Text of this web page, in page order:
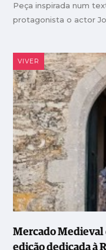
Peça inspirada num
protagonista o actor
VIVER
Mercado Medieval
edição dedicada à